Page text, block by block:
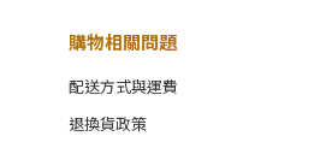
購物相關問題
配送方式與運費
退換貨政策